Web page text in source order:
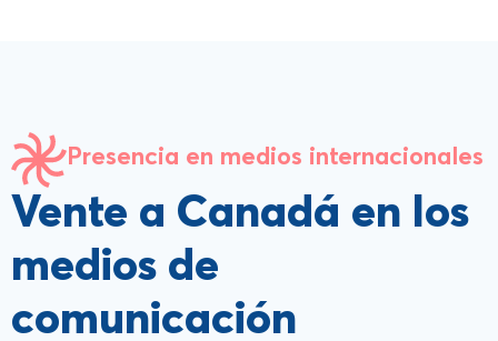
Presencia en medios internacionales
Vente a Canadá en los
medios de
comunicación